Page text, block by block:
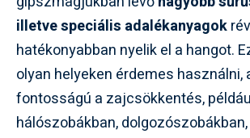
illetve speciális adalékanyagok
hatékonyabban nyelik el a hangot.
olyan helyeken érdemes használni,
fontosságú a zajcsökkentés,
hálószobákban,